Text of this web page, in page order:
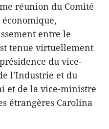
réunion du Comité
entre le
tenue virtuellement
du vice-
l'Industrie et du
et de la vice-ministre
étrangères Carolina